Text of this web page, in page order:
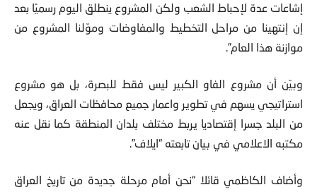
إشاعات عدة لإحباط الشعب ولكن المشروع ينطلق اليوم رسميًا بعد
إن إنتهينا من مراحل التخطيط والمفاوضات وموّلنا المشروع من
موازنة هذا العام”.
وبيّن أن مشروع الفاو الكبير ليس فقط للبصرة، بل هو مشروع
استراتيجي يسهم في تطوير واعمار جميع محافظات العراق، ويجعل
من البلد جسرا إقتصاديا يربط مختلف بلدان المنطقة كما نقل عنه
مكتبه الاعلامي في بيان تابعته “ايلاف”.
وأضاف الكاظمي قائلا “نحن أمام مرحلة جديدة من تاريخ العراق